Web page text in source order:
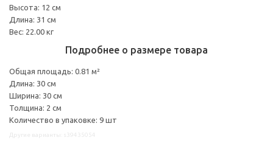
Высота: 12 см
Длина: 31 см
Вес: 22.00 кг
Подробнее о размере товара
Общая площадь: 0.81 м²
Длина: 30 см
Ширина: 30 см
Толщина: 2 см
Количество в упаковке: 9 шт